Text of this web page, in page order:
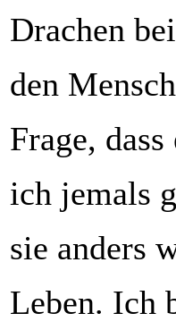
Drachen
den
Frage,
ich jemals
sie anders
Leben. Ich